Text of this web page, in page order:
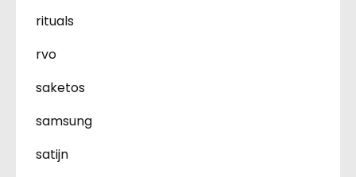
rituals
rvo
saketos
samsung
satijn